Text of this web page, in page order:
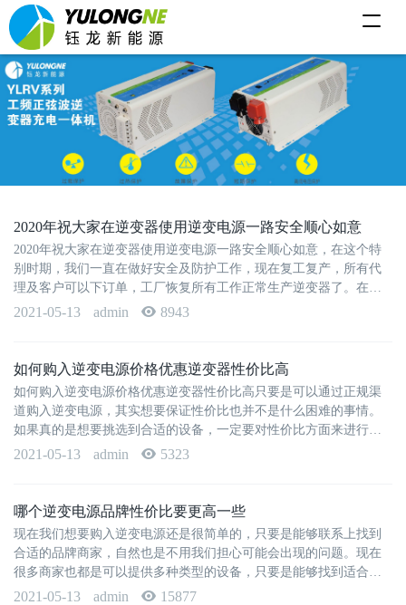
T
g
a
n
2020年祝大家在逆变器使用逆变电源一路安全顺心如意
2020年祝大家在逆变器使用逆变电源一路安全顺心如意，在这个特
别时期，我们一直在做好安全及防护工作，现在复工复产，所有代
理及客户可以下订单，工厂恢复所有工作正常生产逆变器了。在新
的不安的新年，包括春节···
2021-05-13 admin 8943
如何购入逆变电源价格优惠逆变器性价比高
如何购入逆变电源价格优惠逆变器性价比高只要是可以通过正规渠
道购入逆变电源，其实想要保证性价比也并不是什么困难的事情。
如果真的是想要挑选到合适的设备，一定要对性价比方面来进行衡
量。那么到底如何来购入设备···
2021-05-13 admin 5323
哪个逆变电源品牌性价比要更高一些
现在我们想要购入逆变电源还是很简单的，只要是能够联系上找到
合适的品牌商家，自然也是不用我们担心可能会出现的问题。现在
很多商家也都是可以提供多种类型的设备，只要是能够找到适合的
品牌，其实选购也并不是什么···
2021-05-13 admin 15877